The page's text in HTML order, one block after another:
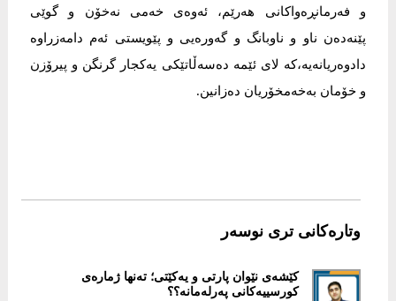
و فەرمانڕەواكانی هەرێم، ئەوەی خەمی نەخۆن و گوێی
پێنەدەن ناو و ناوبانگ و گەورەیی و پێویستی ئەم دامەزراوە
دادوەریانەیە،كە لای ئێمە دەسەڵاتێکی یەكجار گرنگن و پیرۆزن
و خۆمان بەخەمخۆریان دەزانین.
وتارەکانی تری نوسەر
كێشەی نێوان پارتی و یەکێتی؛ تەنها ژمارەی
کورسییەکانی پەرلەمانە؟؟